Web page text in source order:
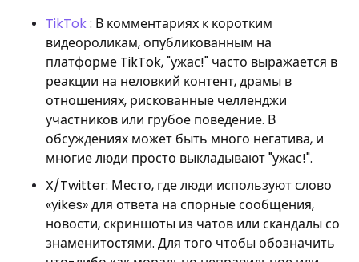
TikTok: В комментариях к коротким
видеороликам, опубликованным на
платформе TikTok, "ужас!" часто выражается в
реакции на неловкий контент, драмы в
отношениях, рискованные челленджи
участников или грубое поведение. В
обсуждениях может быть много негатива, и
многие люди просто выкладывают "ужас!".
X/Twitter: Место, где люди используют слово
«yikes» для ответа на спорные сообщения,
новости, скриншоты из чатов или скандалы со
знаменитостями. Для того чтобы обозначить